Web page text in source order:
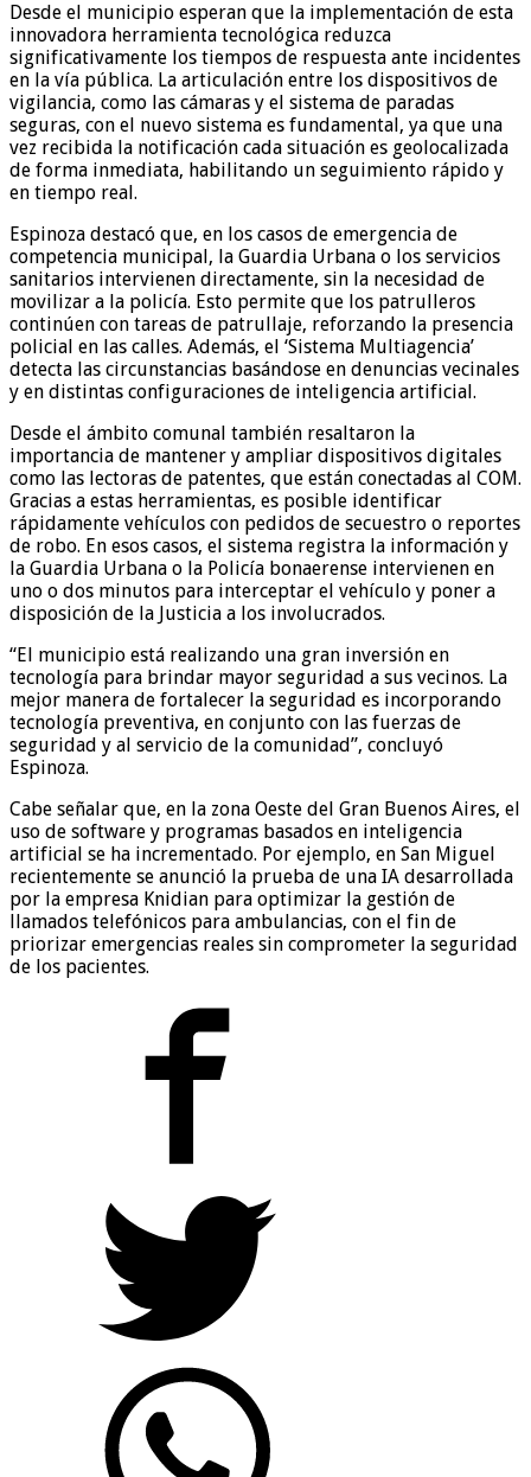
Desde el municipio esperan que la implementación de esta
innovadora herramienta tecnológica reduzca
significativamente los tiempos de respuesta ante incidentes
en la vía pública. La articulación entre los dispositivos de
vigilancia, como las cámaras y el sistema de paradas
seguras, con el nuevo sistema es fundamental, ya que una
vez recibida la notificación cada situación es geolocalizada
de forma inmediata, habilitando un seguimiento rápido y
en tiempo real.
Espinoza destacó que, en los casos de emergencia de
competencia municipal, la Guardia Urbana o los servicios
sanitarios intervienen directamente, sin la necesidad de
movilizar a la policía. Esto permite que los patrulleros
continúen con tareas de patrullaje, reforzando la presencia
policial en las calles. Además, el ‘Sistema Multiagencia’
detecta las circunstancias basándose en denuncias vecinales
y en distintas configuraciones de inteligencia artificial.
Desde el ámbito comunal también resaltaron la
importancia de mantener y ampliar dispositivos digitales
como las lectoras de patentes, que están conectadas al COM.
Gracias a estas herramientas, es posible identificar
rápidamente vehículos con pedidos de secuestro o reportes
de robo. En esos casos, el sistema registra la información y
la Guardia Urbana o la Policía bonaerense intervienen en
uno o dos minutos para interceptar el vehículo y poner a
disposición de la Justicia a los involucrados.
“El municipio está realizando una gran inversión en
tecnología para brindar mayor seguridad a sus vecinos. La
mejor manera de fortalecer la seguridad es incorporando
tecnología preventiva, en conjunto con las fuerzas de
seguridad y al servicio de la comunidad”, concluyó
Espinoza.
Cabe señalar que, en la zona Oeste del Gran Buenos Aires, el
uso de software y programas basados en inteligencia
artificial se ha incrementado. Por ejemplo, en San Miguel
recientemente se anunció la prueba de una IA desarrollada
por la empresa Knidian para optimizar la gestión de
llamados telefónicos para ambulancias, con el fin de
priorizar emergencias reales sin comprometer la seguridad
de los pacientes.